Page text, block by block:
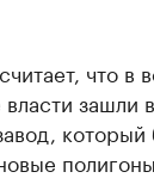
что в
зашли
который
полигоны.